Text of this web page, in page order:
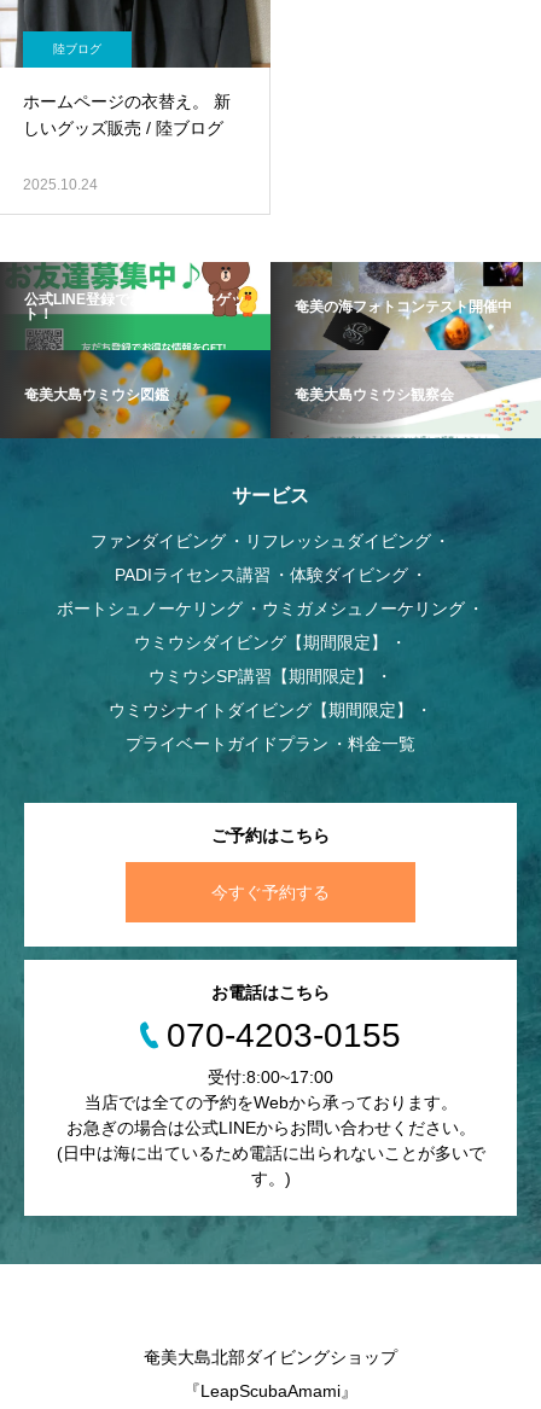
陸ブログ
ホームページの衣替え。 新
しいグッズ販売 / 陸ブログ
2025.10.24
公式LINE登録でお得な情報をゲッ
ト！
奄美の海フォトコンテスト開催中
奄美大島ウミウシ図鑑 奄美大島ウミウシ観察会
サービス
ファンダイビング
リフレッシュダイビング
PADIライセンス講習
体験ダイビング
ボートシュノーケリング
ウミガメシュノーケリング
ウミウシダイビング【期間限定】
ウミウシSP講習【期間限定】
ウミウシナイトダイビング【期間限定】
プライベートガイドプラン
料金一覧
ご予約はこちら
今すぐ予約する
お電話はこちら
070-4203-0155
受付:8:00~17:00
当店では全ての予約をWebから承っております。
お急ぎの場合は公式LINEからお問い合わせください。
(日中は海に出ているため電話に出られないことが多いで
す。)
奄美大島北部ダイビングショップ
『LeapScubaAmami』